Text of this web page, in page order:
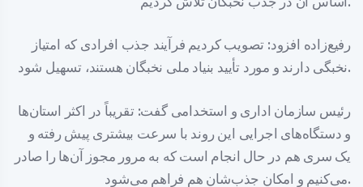
رفیع‌زاده افزود: تصویب کردیم فرآیند جذب افرادی که امتیاز
نخبگی دارند و مورد تأیید بنیاد ملی نخبگان هستند، تسهیل شود.
رئیس سازمان اداری و استخدامی گفت: تقریباً در اکثر استان‌ها
و دستگاه‌های اجرایی این روند با سرعت بیشتری پیش رفته و
یک سری هم در حال انجام است که به مرور مجوز آن‌ها را صادر
می‌کنیم و امکان جذب‌شان هم فراهم می‌شود.